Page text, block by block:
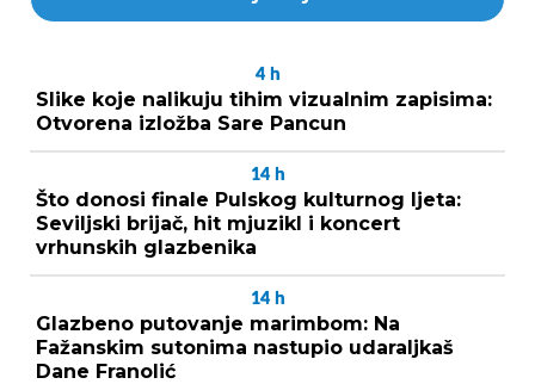
4 h
Slike koje nalikuju tihim vizualnim zapisima:
Otvorena izložba Sare Pancun
14 h
Što donosi finale Pulskog kulturnog ljeta:
Seviljski brijač, hit mjuzikl i koncert
vrhunskih glazbenika
14 h
Glazbeno putovanje marimbom: Na
Fažanskim sutonima nastupio udaraljkaš
Dane Franolić